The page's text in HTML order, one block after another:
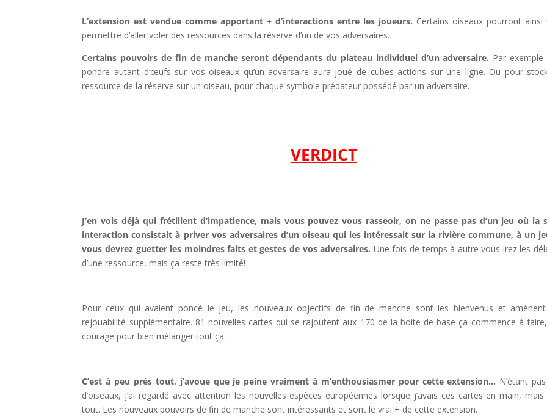
L’extension est vendue comme apportant + d’interactions entre les joueurs. Certains oiseaux pourront ainsi
permettre d’aller voler des ressources dans la réserve d’un de vos adversaires.
Certains pouvoirs de fin de manche seront dépendants du plateau individuel d’un adversaire. Par exemple
pondre autant d’œufs sur vos oiseaux qu’un adversaire aura joué de cubes actions sur une ligne. Ou pour
ressource de la réserve sur un oiseau, pour chaque symbole prédateur possédé par un adversaire.
VERDICT
J’en vois déjà qui frétillent d’impatience, mais vous pouvez vous rasseoir, on ne passe pas d’un jeu où la
interaction consistait à priver vos adversaires d’un oiseau qui les intéressait sur la rivière commune, à un
vous devrez guetter les moindres faits et gestes de vos adversaires. Une fois de temps à autre vous irez les
d’une ressource, mais ça reste très limité!
Pour ceux qui avaient poncé le jeu, les nouveaux objectifs de fin de manche sont les bienvenus et
rejouabilité supplémentaire. 81 nouvelles cartes qui se rajoutent aux 170 de la boite de base ça commence à
courage pour bien mélanger tout ça.
C’est à peu près tout, j’avoue que je peine vraiment à m’enthousiasmer pour cette extension… N’étant
d’oiseaux, j’ai regardé avec attention les nouvelles espèces européennes lorsque j’avais ces cartes en main, mais
tout. Les nouveaux pouvoirs de fin de manche sont intéressants et sont le vrai + de cette extension.